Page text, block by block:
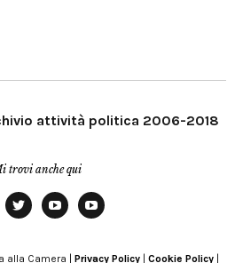
attività politica 2006-2018
trovi anche qui
Modena
alla Camera | Privacy Policy| Cookie Policy|